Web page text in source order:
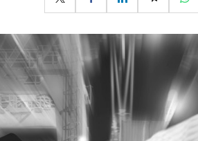
Reputatie & crisis